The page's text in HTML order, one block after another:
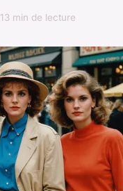
13 min de lecture